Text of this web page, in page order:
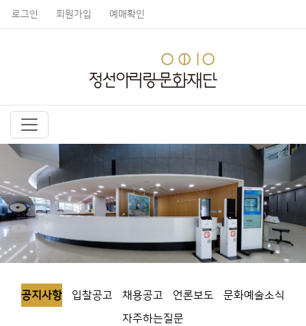
로그인 회원가입 예매확인
공지사항 입찰공고 채용공고 언론보도
문화예술소식
자주하는질문